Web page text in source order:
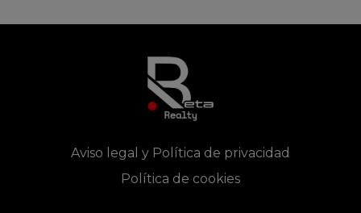
Aviso legal y Política de privacidad
Política de cookies